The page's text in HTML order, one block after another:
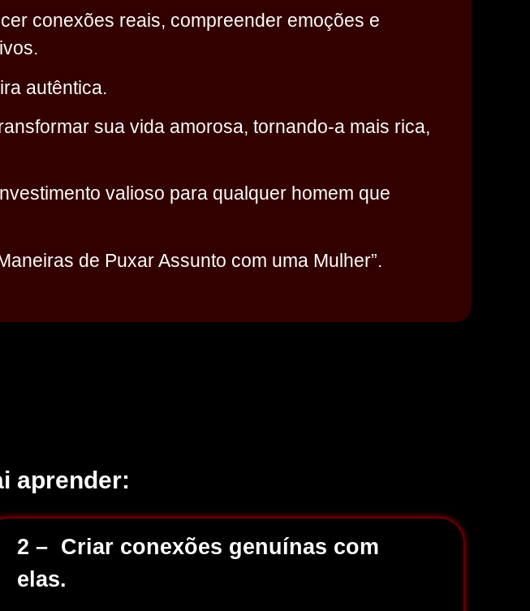
conexões reais, compreender emoções e
autêntica.
sua vida amorosa, tornando-a mais rica,
valioso para qualquer homem que
de Puxar Assunto com uma Mulher”.
aprender:
2 – Criar conexões genuínas com
elas.